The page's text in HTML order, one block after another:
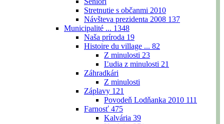
Stretnutie s občanmi 2010
Návšteva prezidenta 2008 137
Municipalité ... 1348
Naša príroda 19
Histoire du village ... 82
Z minulosti 23
Ľudia z minulosti 21
Záhradkári
Z minulosti
Záplavy 121
Povodeň Lodňanka 2010 111
Farnosť 475
Kalvária 39